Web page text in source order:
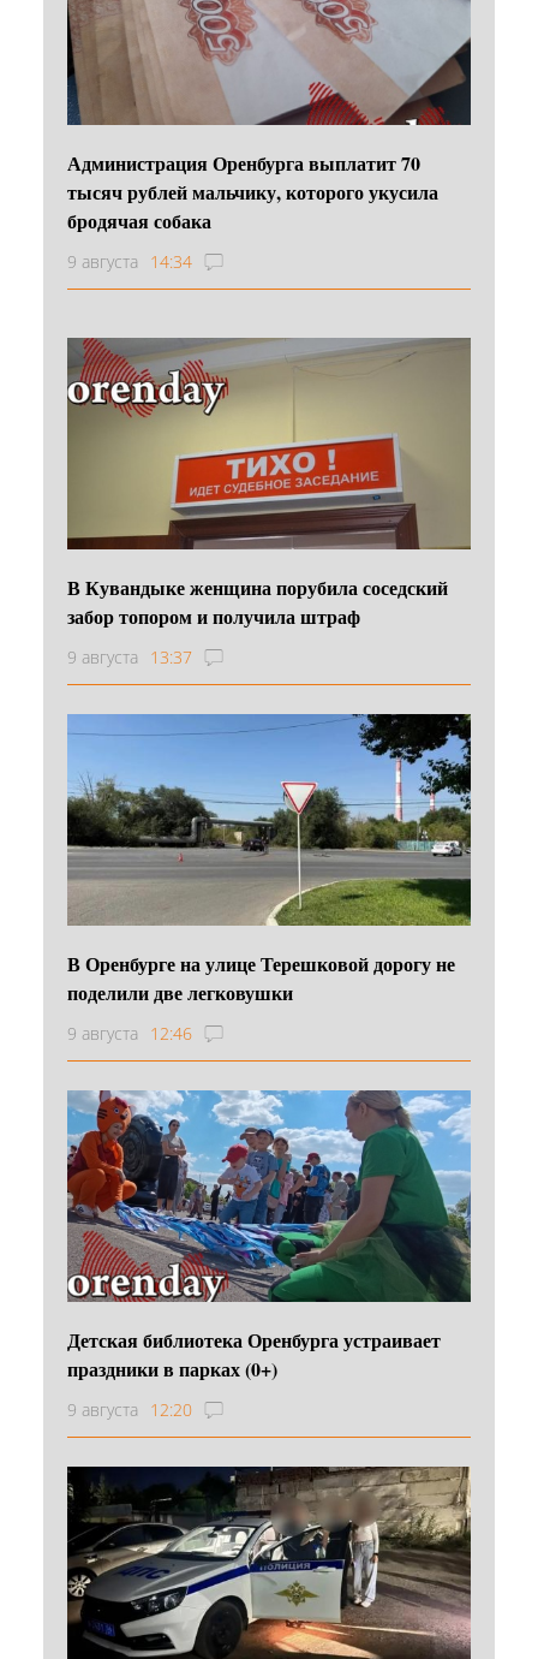
Администрация Оренбурга выплатит 70
тысяч рублей мальчику, которого укусила
бродячая собака
9 августа 14:34
В Кувандыке женщина порубила соседский
забор топором и получила штраф
9 августа 13:37
В Оренбурге на улице Терешковой дорогу не
поделили две легковушки
9 августа 12:46
Детская библиотека Оренбурга устраивает
праздники в парках (0+)
9 августа 12:20